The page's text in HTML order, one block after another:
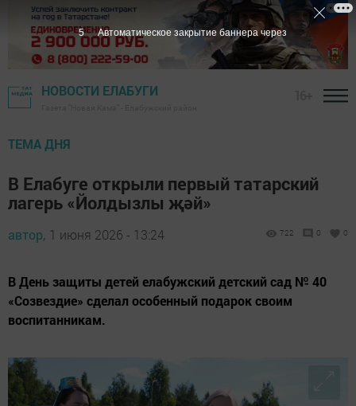
НОВОСТИ ЕЛАБУГИ
ТЕМА ДНЯ
В Елабуге открыли первый татарский
лагерь «Йолдызлы җәй»
автор, 1 июня 2026 - 13:24 722 0 0
В День защиты детей елабужский детский сад № 40
«Созвездие» сделал особенный подарок своим
воспитанникам.
3 Автоматическое закрытие баннера через